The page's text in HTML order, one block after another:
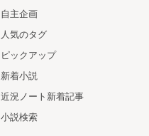
自主企画
人気のタグ
ピックアップ
新着小説
近況ノート新着記事
小説検索